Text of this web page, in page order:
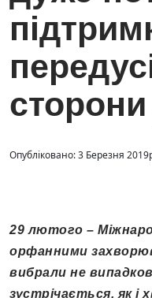
Опубліковано: 3 Березня
29 лютого –
орфанними
вибрали не
зустрічається, як і